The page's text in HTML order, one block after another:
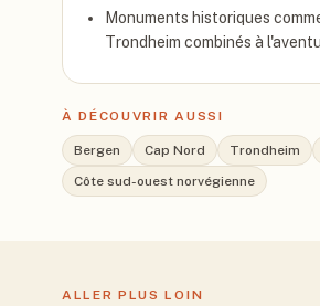
Monuments historiques
Trondheim combinés à
À DÉCOUVRIR AUSSI
Bergen Cap Nord Trondheim
Côte sud-ouest norvégienne
ALLER PLUS LOIN